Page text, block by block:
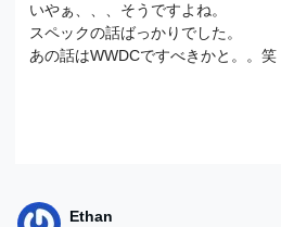
いやぁ、、、そうですよね。
スペックの話ばっかりでした。
あの話はWWDCですべきかと。。笑
Ethan